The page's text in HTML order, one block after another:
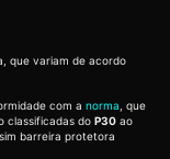
que variam de acordo
com a norma , que
classificadas do P30 ao
barreira protetora